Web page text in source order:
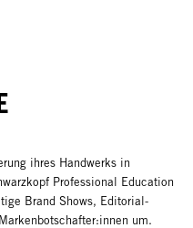
ihres Handwerks in
Professional Education
Brand Shows, Editorial-
um.